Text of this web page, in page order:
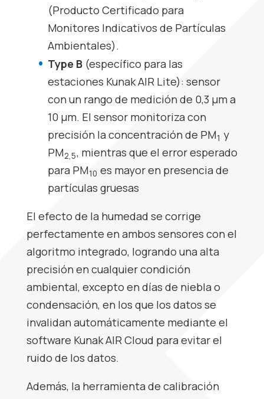
(Producto Certificado para
Monitores Indicativos de Partículas
Ambientales).
Type B(específico para las
estaciones Kunak AIR Lite): sensor
con un rango de medición de 0,3 μm a
10 μm. El sensor monitoriza con
precisión la concentración de PM1 y
PM2,5, mientras que el error esperado
para PM10 es mayor en presencia de
partículas gruesas
El efecto de la humedad se corrige
perfectamente en ambos sensores con el
algoritmo integrado, logrando una alta
precisión en cualquier condición
ambiental, excepto en días de niebla o
condensación, en los que los datos se
invalidan automáticamente mediante el
software Kunak AIR Cloud para evitar el
ruido de los datos.
Además, la herramienta de calibración